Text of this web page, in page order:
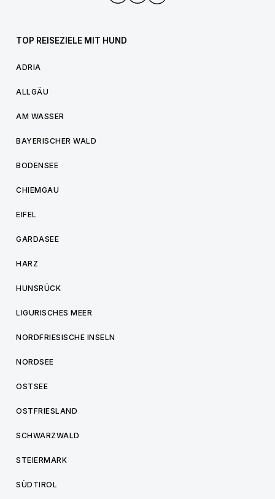
TOP REISEZIELE MIT HUND
ADRIA
ALLGÄU
AM WASSER
BAYERISCHER WALD
BODENSEE
CHIEMGAU
EIFEL
GARDASEE
HARZ
HUNSRÜCK
LIGURISCHES MEER
NORDFRIESISCHE INSELN
NORDSEE
OSTSEE
OSTFRIESLAND
SCHWARZWALD
STEIERMARK
SÜDTIROL